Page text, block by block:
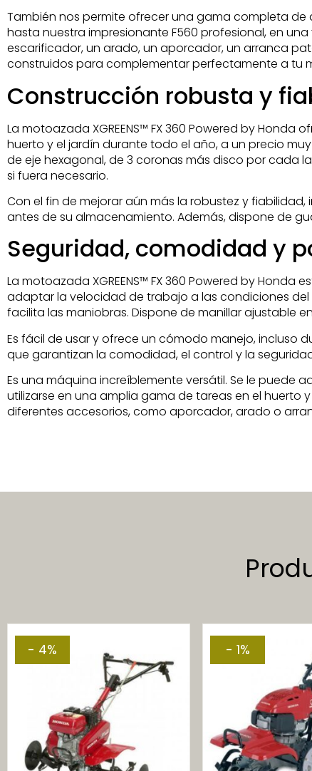
También nos permite ofrecer una gama completa
hasta nuestra impresionante F560 profesional, en
escarificador, un arado, un aporcador, un arranca
construidos para complementar perfectamente a tu
Construcción robusta y
La motoazada XGREENS™ FX 360 Powered by
huerto y el jardín durante todo el año, a un precio
de eje hexagonal, de 3 coronas más disco por cada
si fuera necesario.
Con el fin de mejorar aún más la robustez y
antes de su almacenamiento. Además, dispone de
Seguridad, comodidad y
La motoazada XGREENS™ FX 360 Powered by
adaptar la velocidad de trabajo a las condiciones
facilita las maniobras. Dispone de manillar ajustable
Es fácil de usar y ofrece un cómodo manejo, incluso
que garantizan la comodidad, el control y la
Es una máquina increíblemente versátil. Se le puede
utilizarse en una amplia gama de tareas en el
diferentes accesorios, como aporcador, arado o
- 4% - 1%